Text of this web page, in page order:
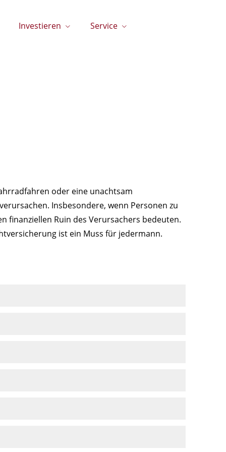
Investieren Service
oder eine unachtsam
Insbesondere, wenn Personen zu
finanziellen Ruin des Verursachers bedeuten.
ist ein Muss für jedermann.